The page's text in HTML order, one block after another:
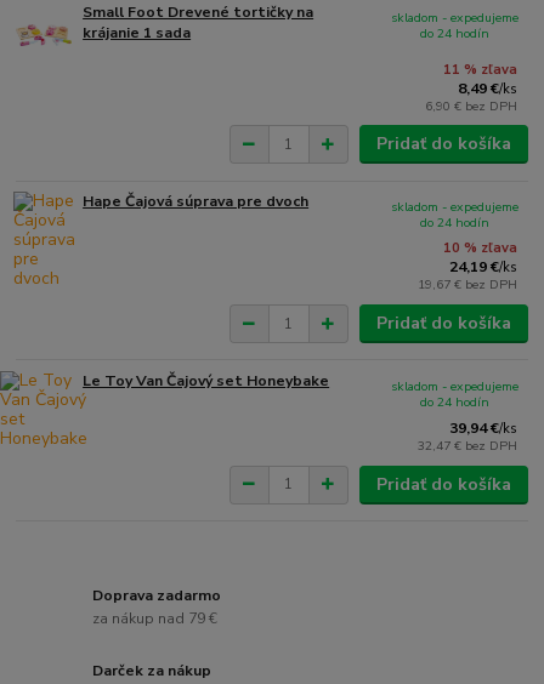
Small Foot Drevené tortičky na
krájanie 1 sada
11 % zľava
8,49 €/ks
6,90 € bez DPH
skladom - expedujeme
do 24 hodín
Pridať do košíka
Hape Čajová súprava pre dvoch
10 % zľava
24,19 €/ks
19,67 € bez DPH
skladom - expedujeme
do 24 hodín
Pridať do košíka
Le Toy Van Čajový set Honeybake
39,94 €/ks
32,47 € bez DPH
skladom - expedujeme
do 24 hodín
Pridať do košíka
Doprava zadarmo
za nákup nad 79 €
Darček za nákup